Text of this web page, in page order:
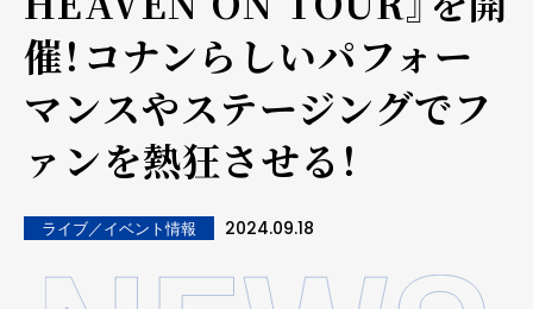
催！コナンらしいパフォー
マンスやステージングでフ
ァンを熱狂させる！
ライブ／イベント情報 2024.09.18